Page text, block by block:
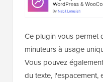
Ce plugin vous permet
minuteurs à usage
Vous pouvez
du texte, l'espacement,